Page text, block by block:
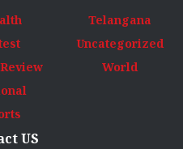
Telangana
Uncategorized
World
US